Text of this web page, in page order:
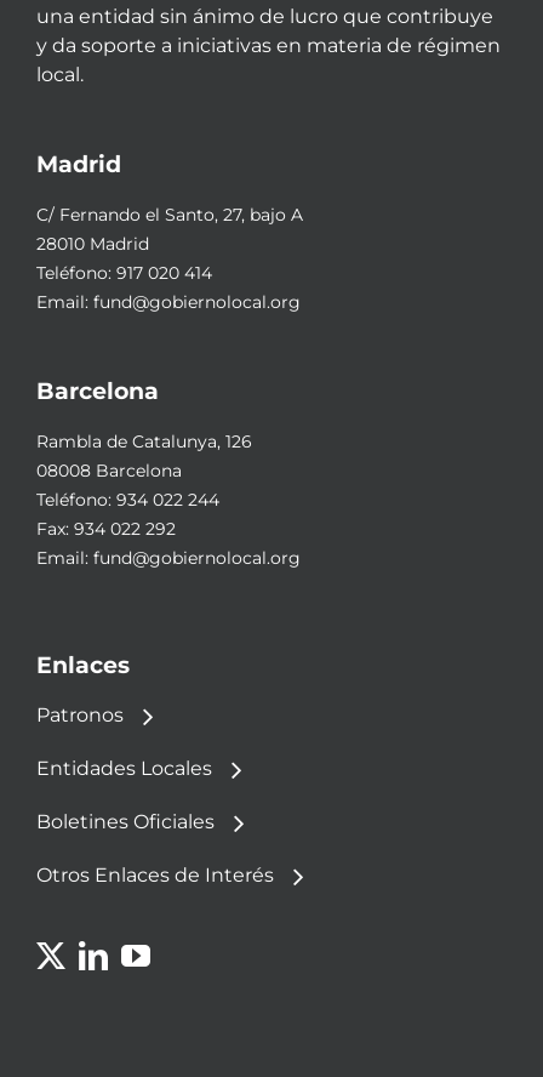
una entidad sin ánimo de lucro que contribuye
y da soporte a iniciativas en materia de régimen
local.
Madrid
C/ Fernando el Santo, 27, bajo A
28010 Madrid
Teléfono: 917 020 414
Email: fund@gobiernolocal.org
Barcelona
Rambla de Catalunya, 126
08008 Barcelona
Teléfono: 934 022 244
Fax: 934 022 292
Email: fund@gobiernolocal.org
Enlaces
Patronos
Entidades Locales
Boletines Oficiales
Otros Enlaces de Interés